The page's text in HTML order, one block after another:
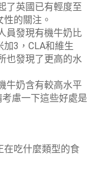
了英國已有輕度至
的關注。
員發現有機牛奶比
3，CLA和維生
也發現了更高的水
牛奶含有較高水平
慮一下這些好處是
在吃什麼類型的食